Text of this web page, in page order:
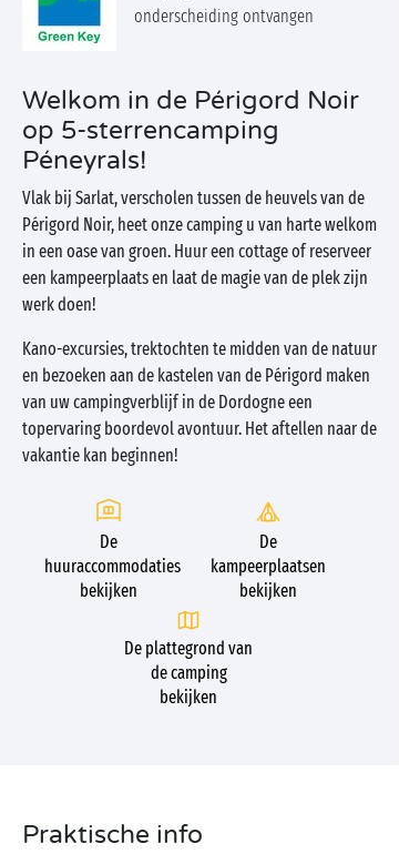
onderscheiding ontvangen
Welkom in de Périgord Noir
op 5-sterrencamping
Péneyrals!
Vlak bij Sarlat, verscholen tussen de heuvels van de
Périgord Noir, heet onze camping u van harte welkom
in een oase van groen. Huur een cottage of reserveer
een kampeerplaats en laat de magie van de plek zijn
werk doen!
Kano-excursies, trektochten te midden van de natuur
en bezoeken aan de kastelen van de Périgord maken
van uw campingverblijf in de Dordogne een
topervaring boordevol avontuur. Het aftellen naar de
vakantie kan beginnen!
De
huuraccommodaties
bekijken
De
kampeerplaatsen
bekijken
De plattegrond van
de camping
bekijken
Praktische info